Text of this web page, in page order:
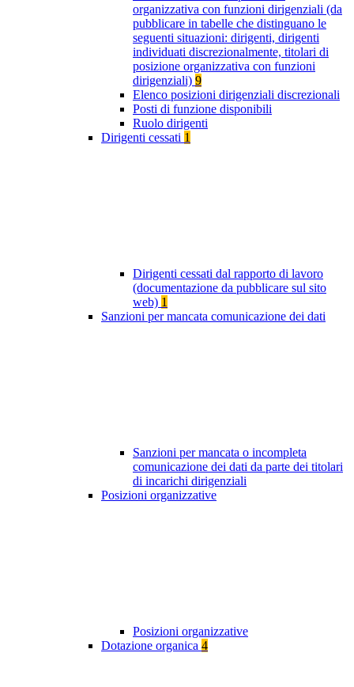
organizzativa con funzioni dirigenziali (da
pubblicare in tabelle che distinguano le
seguenti situazioni: dirigenti, dirigenti
individuati discrezionalmente, titolari di
posizione organizzativa con funzioni
dirigenziali) 9
Elenco posizioni dirigenziali discrezionali
Posti di funzione disponibili
Ruolo dirigenti
Dirigenti cessati 1
Dirigenti cessati dal rapporto di lavoro
(documentazione da pubblicare sul sito
web) 1
Sanzioni per mancata comunicazione dei dati
Sanzioni per mancata o incompleta
comunicazione dei dati da parte dei titolari
di incarichi dirigenziali
Posizioni organizzative
Posizioni organizzative
Dotazione organica 4